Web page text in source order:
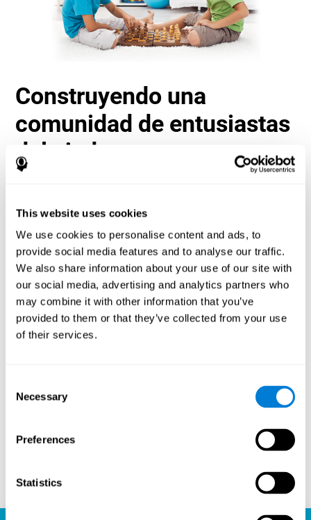
This website uses cookies
We use cookies to personalise content and ads, to
provide social media features and to analyse our traffic.
We also share information about your use of our site with
our social media, advertising and analytics partners who
may combine it with other information that you’ve
provided to them or that they’ve collected from your use
of their services.
Selection
Necessary
Preferences
Statistics
Construyendo una
comunidad de entusiastas
del ajedrez
jugadores no están aislados; son parte de una red global
introduce una dimensión social en el juego, permitiendo
a los jugadores aprender unos de otros, compartir
estrategias e incluso participar en competiciones
amistosas. La capacidad de la plataforma para conectar
a jugadores de diferentes niveles de habilidad y
ubicaciones geográficas es un testimonio del atractivo
universal del ajedrez y el poder unificador de la
tecnología.
CogniFit es tu destino ideal para aprender, jugar y crecer.
Juega ajedrez en línea, aprende gratis y observa cómo
tus habilidades alcanzan nuevas alturas. Con CogniFit,
liberando todo el potencial de tu cerebro.